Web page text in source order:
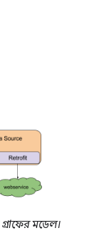
গ্রাফের মডেল।